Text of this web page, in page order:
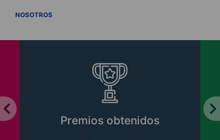
NOSOTROS
Premios obtenidos